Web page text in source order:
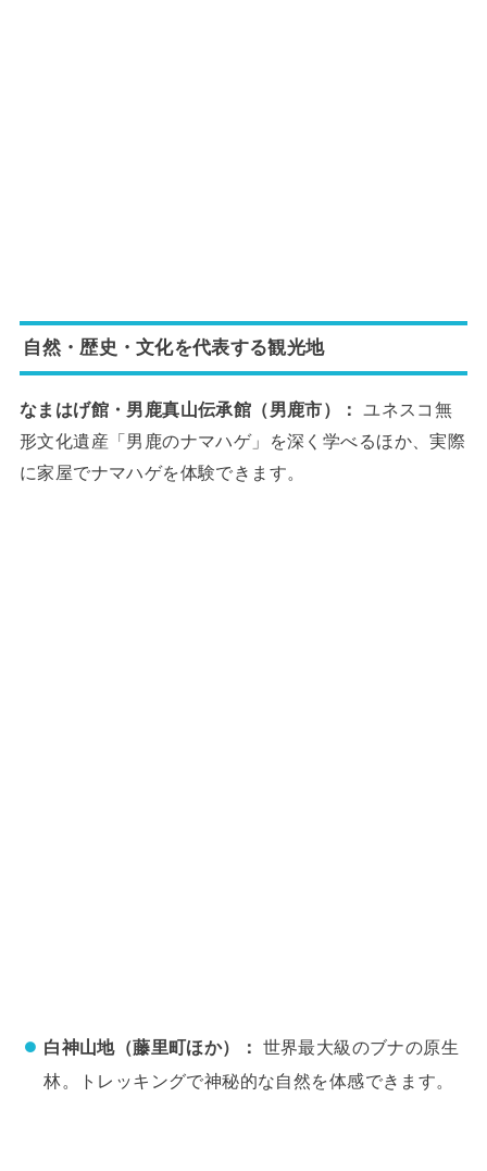
自然・歴史・文化を代表する観光地
なまはげ館・男鹿真山伝承館（男鹿市）：
ユネスコ無
形文化遺産「男鹿のナマハゲ」を深く学べるほか、実際
に家屋でナマハゲを体験できます。
白神山地（藤里町ほか）：
世界最大級のブナの原生
林。トレッキングで神秘的な自然を体感できます。